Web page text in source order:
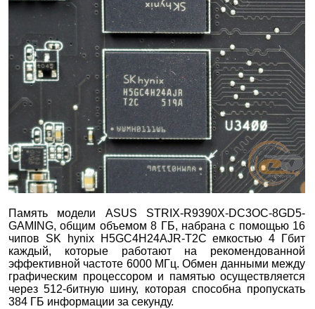
Память модели ASUS STRIX-R9390X-DC3OC-8GD5-
GAMING, общим объемом 8 ГБ, набрана с помощью 16
чипов SK hynix H5GC4H24AJR-T2C емкостью 4 Гбит
каждый, которые работают на рекомендованной
эффективной частоте 6000 МГц. Обмен данными между
графическим процессором и памятью осуществляется
через 512-битную шину, которая способна пропускать
384 ГБ информации за секунду.